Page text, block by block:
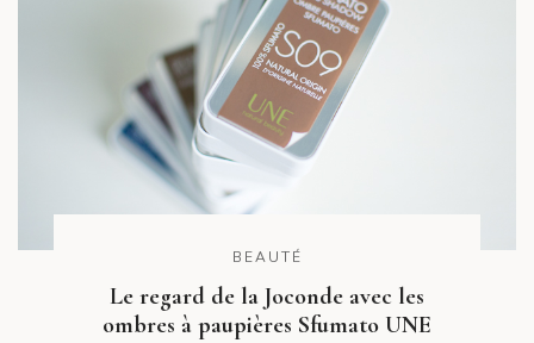
BEAUTÉ
Le regard de la Joconde avec les
ombres à paupières Sfumato UNE